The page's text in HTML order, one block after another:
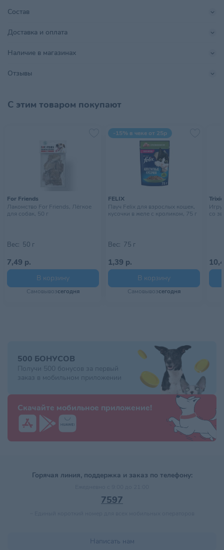
Условия хранения
Состав
Доставка и оплата
Наличие в магазинах
Отзывы
С этим товаром покупают
For Friends
Лакомство For Friends, Лёгкое
для собак, 50 г
Вес: 50 г
7,49 р.
В корзину
Самовывозсегодня
-15% в чеке от 25р
FELIX
Пауч Felix для взрослых кошек,
кусочки в желе с кроликом, 75 г
Вес: 75 г
1,39 р.
В корзину
Самовывозсегодня
Trixie
со
500 БОНУСОВ
Получи 500 бонусов за первый
заказ в мобильном приложении
Скачайте мобильное приложение!
Горячая линия, поддержка и заказ по телефону:
7597
Написать нам